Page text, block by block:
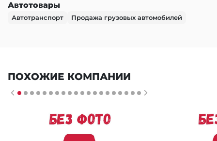
Автотовары
Автотранспорт Продажа грузовых автомобилей
ПОХОЖИЕ КОМПАНИИ